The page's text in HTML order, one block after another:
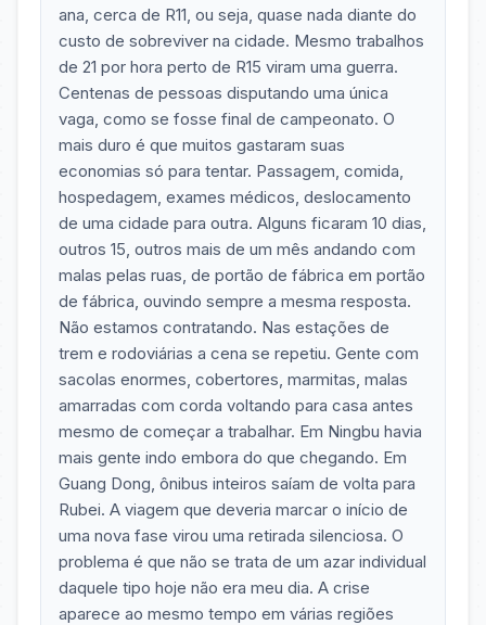
ana, cerca de R11, ou seja, quase nada diante do
custo de sobreviver na cidade. Mesmo trabalhos
de 21 por hora perto de R15 viram uma guerra.
Centenas de pessoas disputando uma única
vaga, como se fosse final de campeonato. O
mais duro é que muitos gastaram suas
economias só para tentar. Passagem, comida,
hospedagem, exames médicos, deslocamento
de uma cidade para outra. Alguns ficaram 10 dias,
outros 15, outros mais de um mês andando com
malas pelas ruas, de portão de fábrica em portão
de fábrica, ouvindo sempre a mesma resposta.
Não estamos contratando. Nas estações de
trem e rodoviárias a cena se repetiu. Gente com
sacolas enormes, cobertores, marmitas, malas
amarradas com corda voltando para casa antes
mesmo de começar a trabalhar. Em Ningbu havia
mais gente indo embora do que chegando. Em
Guang Dong, ônibus inteiros saíam de volta para
Rubei. A viagem que deveria marcar o início de
uma nova fase virou uma retirada silenciosa. O
problema é que não se trata de um azar individual
daquele tipo hoje não era meu dia. A crise
aparece ao mesmo tempo em várias regiões